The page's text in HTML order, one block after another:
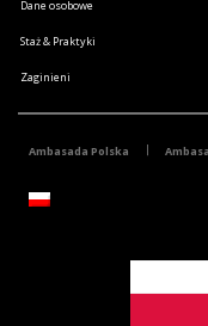
Dane osobowe
Staż & Praktyki
Zaginieni
Ambasada Polska